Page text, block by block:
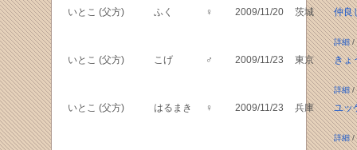
いとこ (父方) ふく ♀ 2009/11/20 茨城 仲良
詳細/
いとこ (父方) こげ ♂ 2009/11/23 東京 きょ
詳細/
いとこ (父方) はるまき ♀ 2009/11/23 兵庫 ユッ
詳細/